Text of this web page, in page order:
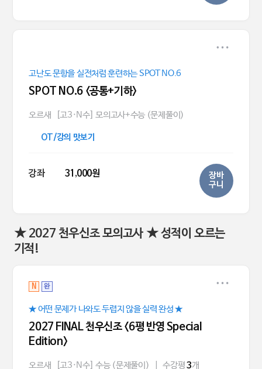
고난도 문항을 실전처럼 훈련하는 SPOT NO.6
SPOT NO.6 <공통+기하>
오르새 [고3·N수] 모의고사+수능 (문제풀이)
OT/강의 맛보기
강좌 31,000원
장바
구니
★ 2027 천우신조 모의고사 ★ 성적이 오르는
기적!
N 완
★ 어떤 문제가 나와도 두렵지 않을 실력 완성 ★
2027 FINAL 천우신조 <6평 반영 Special
Edition>
오르새 [고3·N수] 수능 (문제풀이) 수강평3개